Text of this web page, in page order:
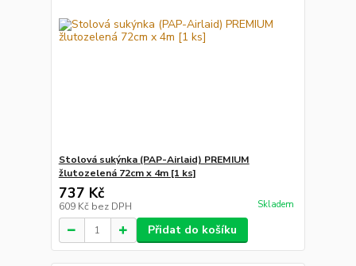
Stolová sukýnka (PAP-Airlaid) PREMIUM
žlutozelená 72cm x 4m [1 ks]
737 Kč
609 Kč bez DPH Skladem
Přidat do košíku